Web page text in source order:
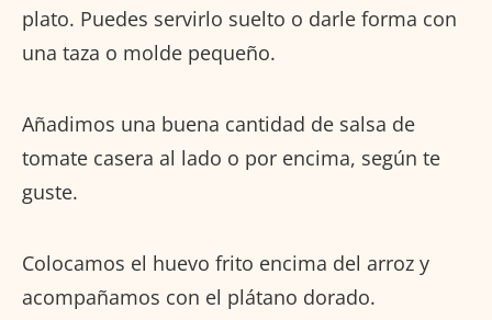
plato. Puedes servirlo suelto o darle forma con
una taza o molde pequeño.
Añadimos una buena cantidad de salsa de
tomate casera al lado o por encima, según te
guste.
Colocamos el huevo frito encima del arroz y
acompañamos con el plátano dorado.